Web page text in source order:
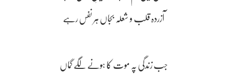
آزردہ قلب و شعلہ بجاں ہر نفس رہے
جب زندگی پہ موت کا ہونے لگے گماں